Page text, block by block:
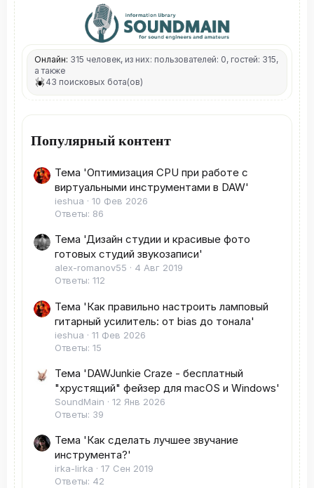
Онлайн: 315 человек, из них: пользователей: 0, гостей: 315,
а также
43 поисковых бота(ов)
Популярный контент
Тема 'Оптимизация CPU при работе с
виртуальными инструментами в DAW'
ieshua
10 Фев 2026
Ответы: 86
Тема 'Дизайн студии и красивые фото
готовых студий звукозаписи'
alex-romanov55
4 Авг 2019
Ответы: 112
Тема 'Как правильно настроить ламповый
гитарный усилитель: от bias до тонала'
ieshua
11 Фев 2026
Ответы: 15
Тема 'DAWJunkie Craze - бесплатный
"хрустящий" фейзер для macOS и Windows'
SoundMain
12 Янв 2026
Ответы: 39
Тема 'Как сделать лучшее звучание
инструмента?'
irka-lirka
17 Сен 2019
Ответы: 42